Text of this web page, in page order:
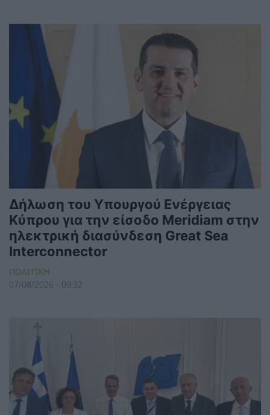
Δήλωση του Υπουργού Ενέργειας
Κύπρου για την είσοδο Meridiam στην
ηλεκτρική διασύνδεση Great Sea
Interconnector
ΠΟΛΙΤΙΚΗ
07/08/2026 - 09:32